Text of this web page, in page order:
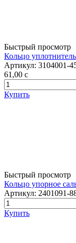
Быстрый просмотр
Кольцо
Артикул: 3104001-
61,00 c
Купить
Быстрый просмотр
Кольцо упорное
Артикул: 2401091-
Купить